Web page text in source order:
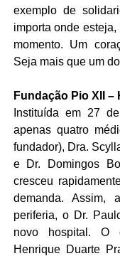
exemplo de
importa onde
momento. Um
Seja mais que um
Fundação Pio XII
Instituída em 27
apenas quatro
fundador), Dra.
e Dr. Domingos
cresceu
demanda.
periferia, o Dr.
novo hospital. O
Henrique Duarte